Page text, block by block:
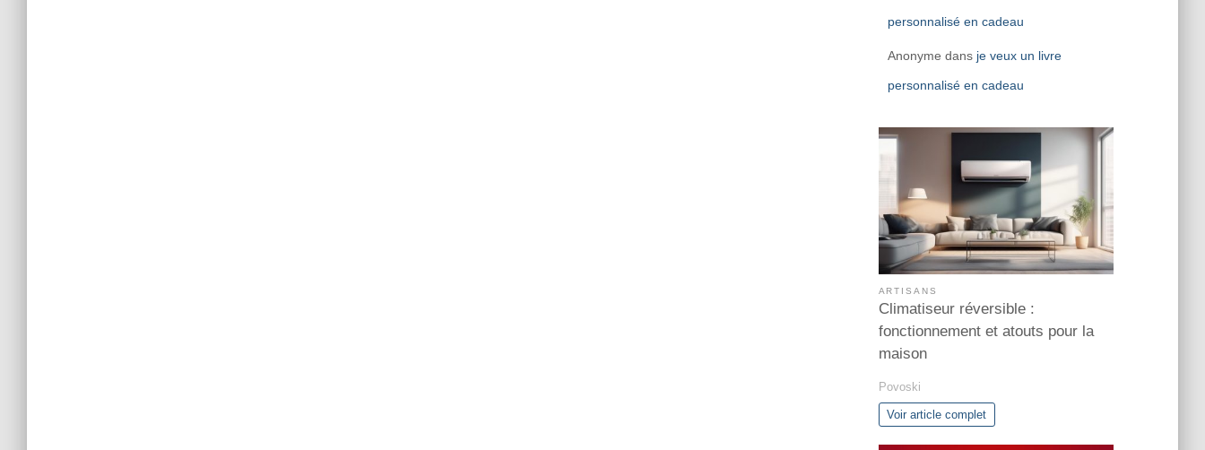
personnalisé en cadeau
Anonyme dans je veux un livre
personnalisé en cadeau
ARTISANS
Climatiseur réversible :
fonctionnement et atouts pour la
maison
Povoski
Voir article complet